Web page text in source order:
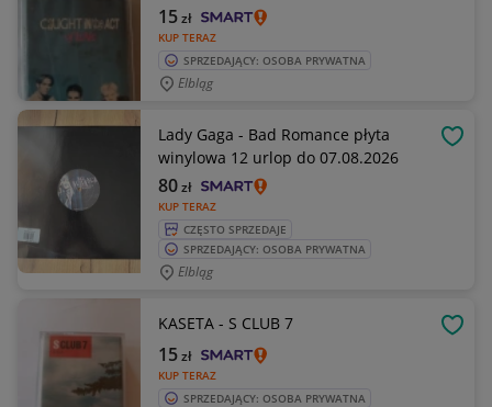
KUP TERAZ
15zł
SPRZEDAJĄCY: OSOBA PRYWATNA
Elbląg
Lady Gaga - Bad Romance płyta
winylowa 12 urlop do 07.08.2026
KUP TERAZ
80zł
CZĘSTO SPRZEDAJE
SPRZEDAJĄCY: OSOBA PRYWATNA
Elbląg
KASETA - S CLUB 7
KUP TERAZ
15zł
SPRZEDAJĄCY: OSOBA PRYWATNA